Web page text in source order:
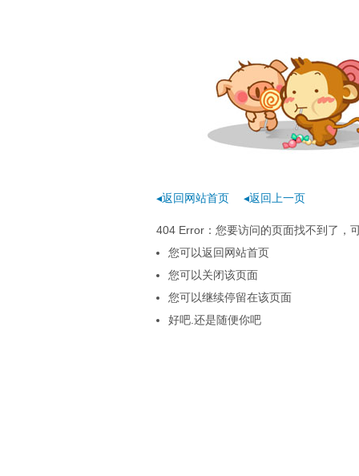
◂返回网站首页 ◂返回上一页
404 Error：您要访问的页面找不到了，
您可以返回网站首页
您可以关闭该页面
您可以继续停留在该页面
好吧.还是随便你吧